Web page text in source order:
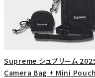
Supreme シュプリーム
Camera Bag + Mini